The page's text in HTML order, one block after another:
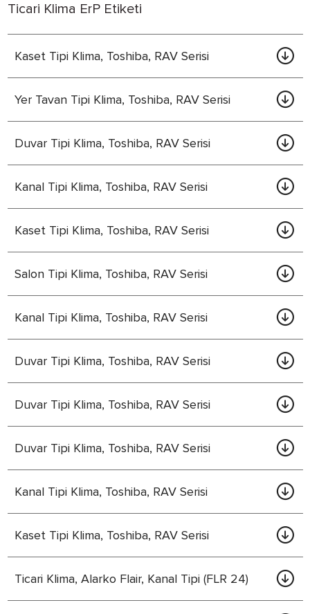
Ticari Klima ErP Etiketi
Kaset Tipi Klima, Toshiba, RAV Serisi
Yer Tavan Tipi Klima, Toshiba, RAV Serisi
Duvar Tipi Klima, Toshiba, RAV Serisi
Kanal Tipi Klima, Toshiba, RAV Serisi
Kaset Tipi Klima, Toshiba, RAV Serisi
Salon Tipi Klima, Toshiba, RAV Serisi
Kanal Tipi Klima, Toshiba, RAV Serisi
Duvar Tipi Klima, Toshiba, RAV Serisi
Duvar Tipi Klima, Toshiba, RAV Serisi
Duvar Tipi Klima, Toshiba, RAV Serisi
Kanal Tipi Klima, Toshiba, RAV Serisi
Kaset Tipi Klima, Toshiba, RAV Serisi
Ticari Klima, Alarko Flair, Kanal Tipi (FLR 24)